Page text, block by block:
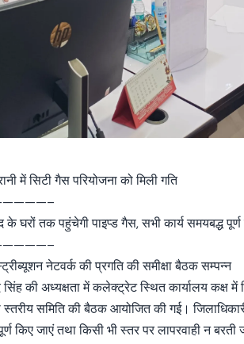
में सिटी गैस परियोजना को मिली गति
के घरों तक पहुंचेगी पाइप्ड गैस, सभी कार्य समयबद्ध
नेटवर्क की प्रगति की समीक्षा बैठक सम्पन्न
सिंह की अध्यक्षता में कलेक्ट्रेट स्थित कार्यालय कक्ष
स्तरीय समिति की बैठक आयोजित की गई।
किए जाएं तथा किसी भी स्तर पर लापरवाही न बरती